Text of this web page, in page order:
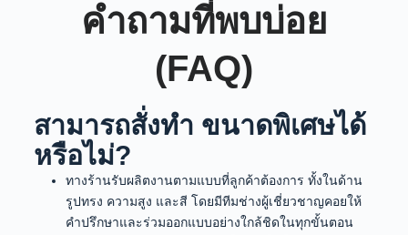
คำถามที่พบบ่อย
(FAQ)
สามารถสั่งทำ ขนาดพิเศษได้
หรือไม่?
ทางร้านรับผลิตงานตามแบบที่ลูกค้าต้องการ ทั้งในด้าน
รูปทรง ความสูง และสี โดยมีทีมช่างผู้เชี่ยวชาญคอยให้
คำปรึกษาและร่วมออกแบบอย่างใกล้ชิดในทุกขั้นตอน